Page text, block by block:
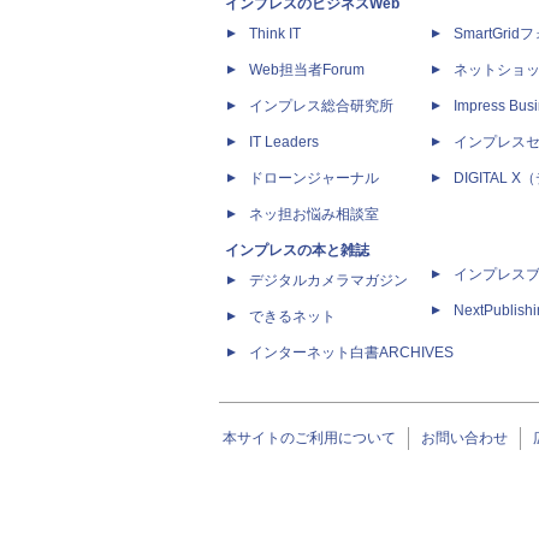
インプレスのビジネスWeb
Think IT
Web担当者Forum
インプレス総合研究所
IT Leaders
ドローンジャーナル
ネッ担お悩み相談室
インプレスの本と雑誌
デジタルカメラマガジン
できるネット
インターネット白書ARCHIVES
SmartGridフ
ネットショ
Impress
インプレス
DIGITAL X（
インプレス
本サイトのご利用について お問い合わせ